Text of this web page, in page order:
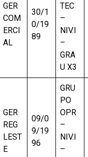
GER
COM
ERCI
AL
30/1
0/19
89
TEC
–
NIV.I
–
GRA
U X3
GER
REG
LEST
E
09/0
9/19
96
GRU
PO
OPR
–
NIV.I
–